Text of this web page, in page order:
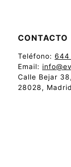
CONTACTO
Teléfono: 644
Email:
Calle Bejar
28028, Madrid